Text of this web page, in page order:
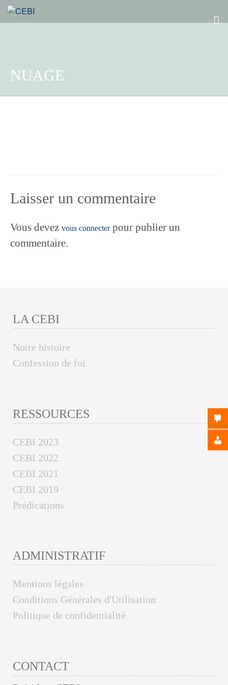
NUAGE
Laisser un commentaire
Vous devez vous connecterpour publier un
commentaire.
LA CEBI
Notre histoire
Confession de foi
RESSOURCES
CEBI 2023
CEBI 2022
CEBI 2021
CEBI 2019
Prédications
ADMINISTRATIF
Mentions légales
Conditions Générales d'Utilisation
Politique de confidentialité
CONTACT